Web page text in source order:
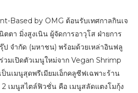
Based by OMG ต้อนรับเทศกาลกินเจ
ตตา มิ่งสูงเนิน ผู้จัดการอาวุโส ฝ่ายการ
ป จำกัด (มหาชน) พร้อมด้วยเหล่าอินฟลู
วมเปิดตัวเมนูใหม่จาก Vegan Shrimp
ป็นเมนูสุดพรีเมียมเอ็กคลูซีฟเฉพาะร้าน
เมนูสไตล์ฟิวชั่น คือ เมนูสลัดแตงโมกุ้ง